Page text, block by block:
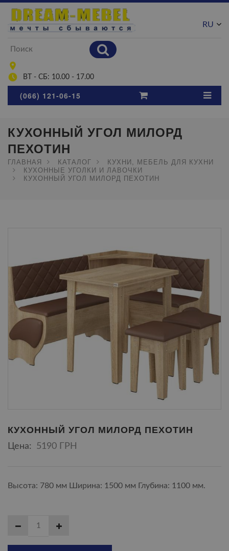
ВТ - СБ: 10.00 - 17.00
RU
(066) 121-06-15
КУХОННЫЙ УГОЛ МИЛОРД
ПЕХОТИН
ГЛАВНАЯ КАТАЛОГ
КУХНИ, МЕБЕЛЬ ДЛЯ КУХНИ
КУХОННЫЕ УГОЛКИ И ЛАВОЧКИ
КУХОННЫЙ УГОЛ МИЛОРД ПЕХОТИН
КУХОННЫЙ УГОЛ МИЛОРД ПЕХОТИН
Цена: 5190 ГРН
Высота: 780 мм Ширина: 1500 мм Глубина: 1100 мм.